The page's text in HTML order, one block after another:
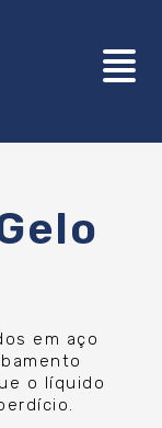
em aço
o líquido